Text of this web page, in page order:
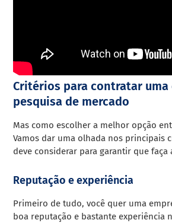
Critérios para contratar uma
pesquisa de mercado
Mas como escolher a melhor opção
Vamos dar uma olhada nos principais
deve considerar para garantir que faça
Reputação e experiência
Primeiro de tudo, você quer uma
boa reputação e bastante experiência